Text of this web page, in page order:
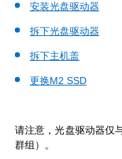
安装光盘驱动器
拆下光盘驱动器
拆下主机盖
更换M2 SSD
请注意，光盘驱动器仅
群组）。